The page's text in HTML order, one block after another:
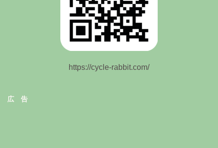
https://cycle-rabbit.com/
広 告